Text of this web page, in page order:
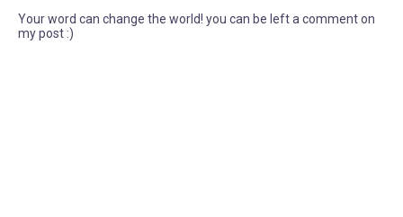
Your word can change the world! you can be left a comment on
my post :)